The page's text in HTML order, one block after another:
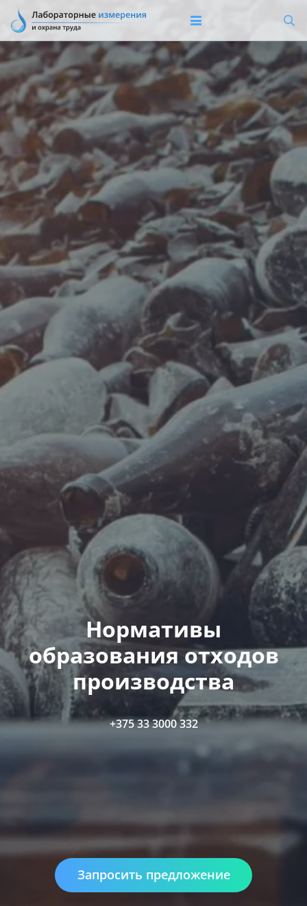
Нормативы
образования отходов
производства
+375 33 3000 332
Запросить предложение